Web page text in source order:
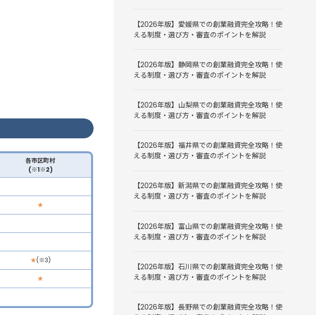
各市区町村
(※1※2)
★
★(※3)
★
【2026年版】愛媛県での創業融資完全攻略！使
える制度・選び方・審査のポイントを解説
【2026年版】静岡県での創業融資完全攻略！使
える制度・選び方・審査のポイントを解説
【2026年版】山梨県での創業融資完全攻略！使
える制度・選び方・審査のポイントを解説
【2026年版】福井県での創業融資完全攻略！使
える制度・選び方・審査のポイントを解説
【2026年版】新潟県での創業融資完全攻略！使
える制度・選び方・審査のポイントを解説
【2026年版】富山県での創業融資完全攻略！使
える制度・選び方・審査のポイントを解説
【2026年版】石川県での創業融資完全攻略！使
える制度・選び方・審査のポイントを解説
【2026年版】長野県での創業融資完全攻略！使